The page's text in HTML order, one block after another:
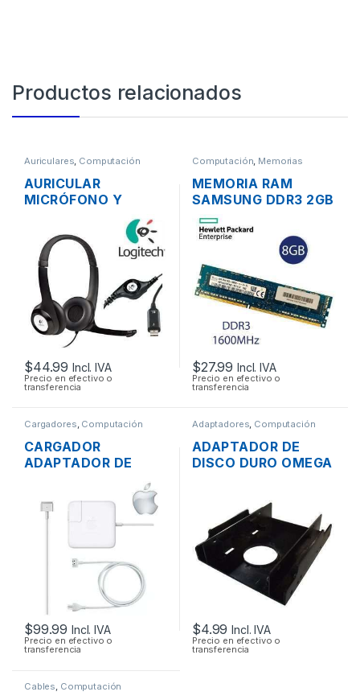
Productos relacionados
Auriculares, Computación
AURICULAR
MICRÓFONO Y
VOLUMEN LOGITECH
H390 USB
$44.99 Incl. IVA
Precio en efectivo o
transferencia
Computación, Memorias
MEMORIA RAM
SAMSUNG DDR3 2GB
PC3-12800 1600MHZ
PARA PC
$27.99 Incl. IVA
Precio en efectivo o
transferencia
Cargadores Computación
CARGADOR
ADAPTADOR DE
LAPTOP MAC APPLE
MAGSAFE 2 16.5V
ORIGINAL + CABLE
DE PODER
$99.99 Incl. IVA
Precio en efectivo o
transferencia
Adaptadores Computación
ADAPTADOR DE
DISCO DURO OMEGA
$4.99 Incl. IVA
Precio en efectivo o
transferencia
Cables, Computación